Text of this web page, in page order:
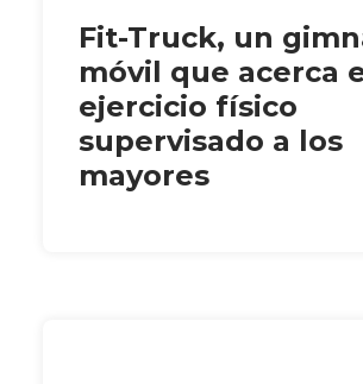
Fit-Truck, un
móvil que acerca
ejercicio físico
supervisado a los
mayores